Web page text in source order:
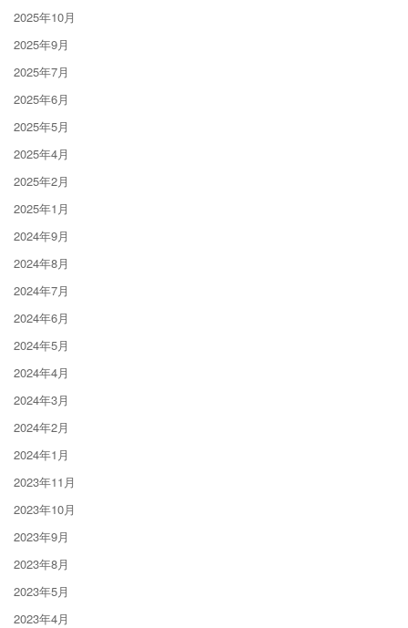
2025年10月
2025年9月
2025年7月
2025年6月
2025年5月
2025年4月
2025年2月
2025年1月
2024年9月
2024年8月
2024年7月
2024年6月
2024年5月
2024年4月
2024年3月
2024年2月
2024年1月
2023年11月
2023年10月
2023年9月
2023年8月
2023年5月
2023年4月